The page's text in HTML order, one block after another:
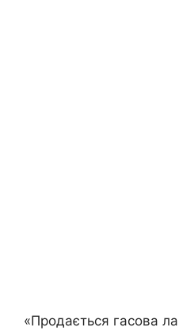
«Продається гасова